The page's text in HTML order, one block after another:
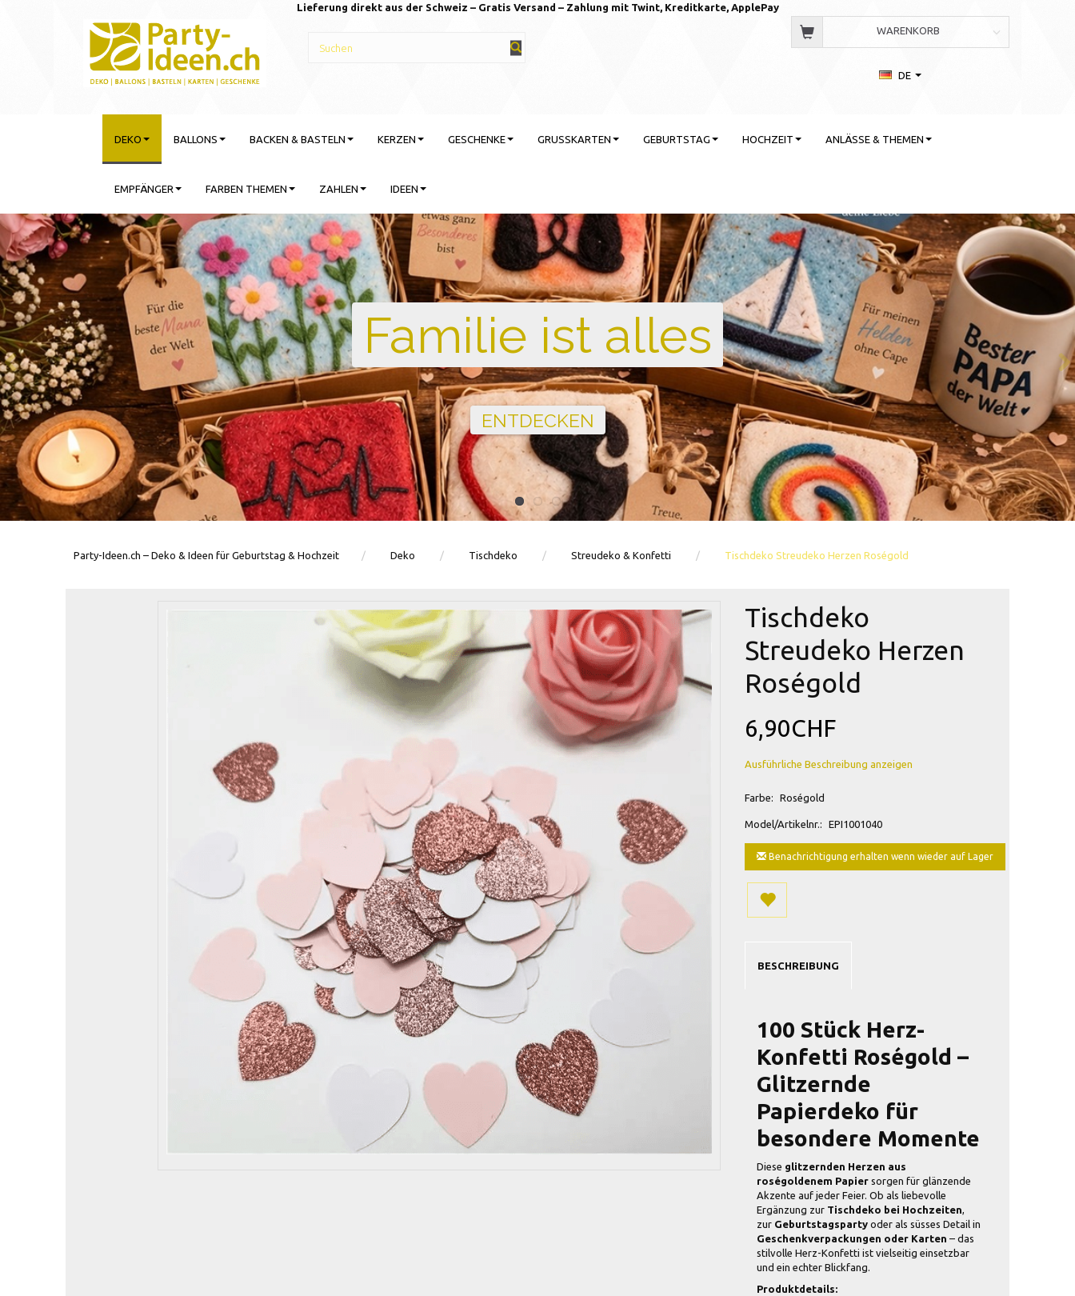
Lieferung direkt aus der Schweiz – Gratis Versand – Zahlung mit Twint, Kreditkarte, ApplePay
WARENKORB
DE
DEKO BALLONS BACKEN & BASTELN KERZEN GESCHENKE GRUSSKARTEN GEBURTSTAG HOCHZEIT ANLÄSSE & THEMEN
EMPFÄNGER FARBEN THEMEN ZAHLEN IDEEN
Geburtstag feiern mit Stil
Ballons · Tischdeko · Karten · Zahlen
GEBURTSTAGSDEKO ENTDECKEN
Party-Ideen.ch – Deko & Ideen für Geburtstag & Hochzeit Deko Tischdeko Streudeko & Konfetti Tischdeko Streudeko Herzen Roségold
Tischdeko
Streudeko Herzen
Roségold
6,90CHF
Ausführliche Beschreibung anzeigen
Farbe: Roségold
Model/Artikelnr.: EPI1001040
Benachrichtigung erhalten wenn wieder auf Lager
BESCHREIBUNG
100 Stück Herz-
Konfetti Roségold –
Glitzernde
Papierdeko für
besondere Momente
Diese glitzernden Herzen aus
roségoldenem Papiersorgen für glänzende
Akzente auf jeder Feier. Ob als liebevolle
Ergänzung zur Tischdeko bei Hochzeiten
zur Geburtstagspartyoder als süsses Detail in
Geschenkverpackungen oder Karten – das
stilvolle Herz-Konfetti ist vielseitig einsetzbar
und ein echter Blickfang.
Produktdetails: